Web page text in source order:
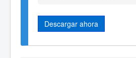
Descargar ahora